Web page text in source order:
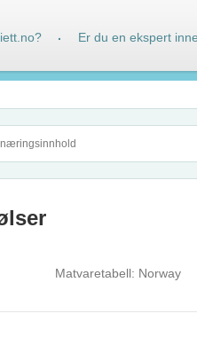
Matvaretabell: Norway
· Er du en ekspert